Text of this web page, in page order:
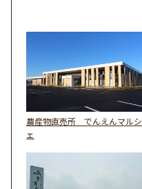
農産物直売所 でんえんマルシ
ェ